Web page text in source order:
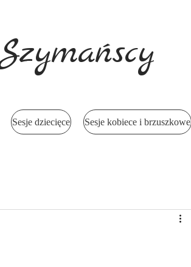
Sesje dziecięce Sesje kobiece i brzuszkowe